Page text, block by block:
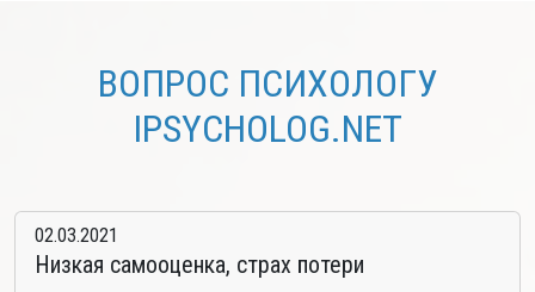
ВОПРОС ПСИХОЛОГУ
IPSYCHOLOG.NET
02.03.2021
Низкая самооценка, страх потери